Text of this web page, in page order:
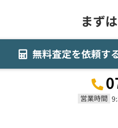
まず
無料査定を依頼す
営業時間